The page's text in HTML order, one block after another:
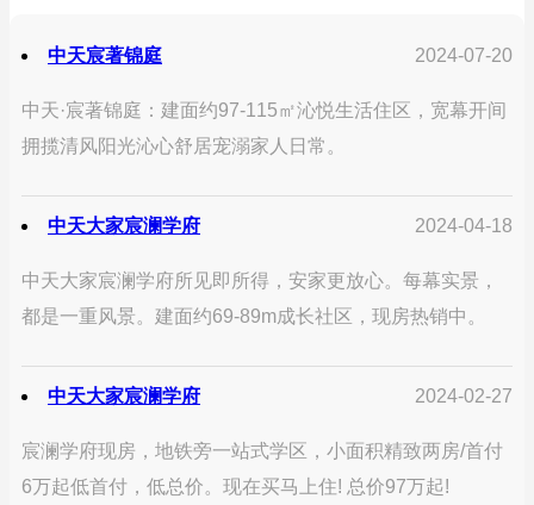
中天宸著锦庭 2024-07-20
中天·宸著锦庭：建面约97-115㎡沁悦生活住区，宽幕开间
拥揽清风阳光沁心舒居宠溺家人日常。
中天大家宸澜学府 2024-04-18
中天大家宸澜学府所见即所得，安家更放心。每幕实景，
都是一重风景。建面约69-89m成长社区，现房热销中。
中天大家宸澜学府 2024-02-27
宸澜学府现房，地铁旁一站式学区，小面积精致两房/首付
6万起低首付，低总价。现在买马上住! 总价97万起!